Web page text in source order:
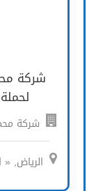
شركة
الرياض,